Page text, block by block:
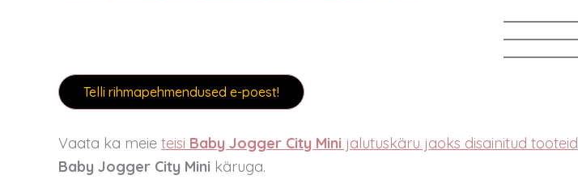
Telli rihmapehmendused e-poest!
Vaata ka meie teisi Baby Jogger City Mini jalutuskäru jaoks disainitud tooteid
Baby Jogger City Mini käruga.